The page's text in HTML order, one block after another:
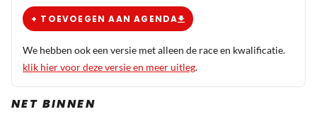
+ TOEVOEGEN AAN AGENDA
We hebben ook een versie met alleen de race en kwalificatie.
klik hier voor deze versie en meer uitleg.
NET BINNEN